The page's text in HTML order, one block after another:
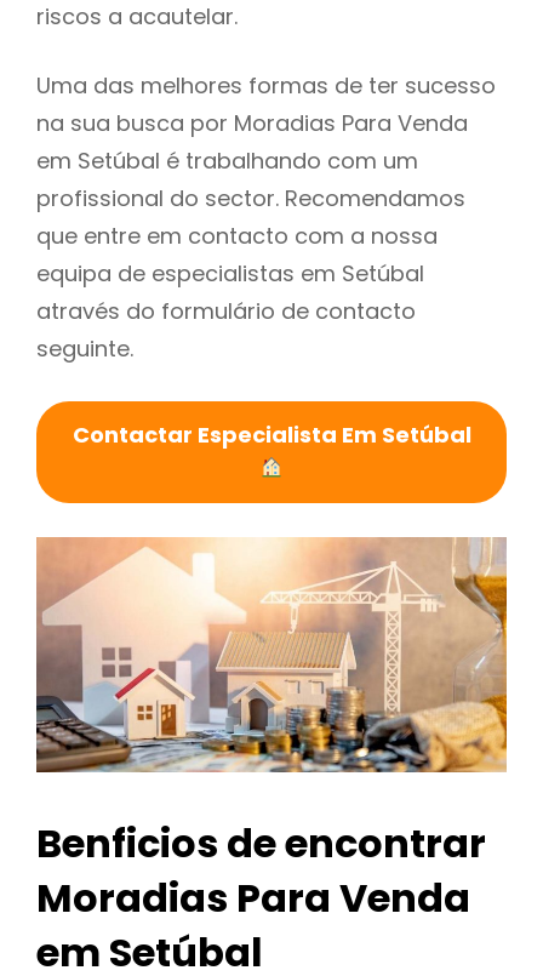
riscos a acautelar.
Uma das melhores formas de ter sucesso
na sua busca por Moradias Para Venda
em Setúbal é trabalhando com um
profissional do sector. Recomendamos
que entre em contacto com a nossa
equipa de especialistas em Setúbal
através do formulário de contacto
seguinte.
Contactar Especialista Em Setúbal
Benficios de encontrar
Moradias Para Venda
em Setúbal